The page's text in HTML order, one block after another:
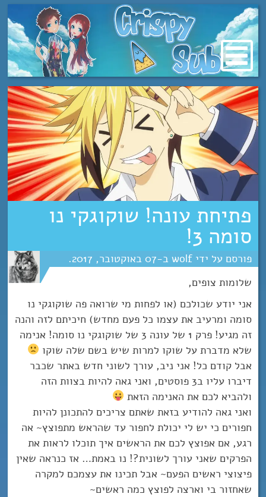
מעבר
לתוכן
פתיחת עונה! שוקוגקי נו
סומה 3!
wolf
07 אוקטובר 2017
שלומות צופים,
אני יודע שכולכם (או לפחות מי שרואה פה שוקוגקי נו
סומה ומרעיב את עצמו כל פעם מחדש) חיכיתם לזה והנה
זה מגיע! פרק 1 של עונה 3 של שוקוגקי נו סומה! אנימה
שלא מדברת על שוקו למרות שיש בשם שלה שוקו
אבל קודם כל! אני ניב, עורך לשוני חדש באתר שכבר
דיברו עליו ב3 פוסטים, ואני גאה להיות בצוות הזה
ולהביא לכם את האנימה הזאת
ואני גאה להודיע בזאת שאתם צריכים להתכונן להיות
חפורים כי יש לי יכולת לחפור עד שהראש מתפוצץ~ אה
רגע, אם אפוצץ לכם את הראשים איך תוכלו לראות את
הפרקים שאני עורך לשונית?! נו באמת… אז כנראה שאין
פיצוצי ראשים הפעם~ אבל תכינו את עצמכם למקרה
שאחזור בי וארצה לפוצץ כמה ראשים~